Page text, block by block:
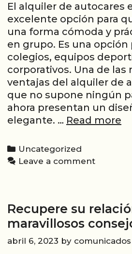
El alquiler de autocares
excelente opción para
una forma cómoda y
en grupo. Es una opción
colegios, equipos
corporativos. Una de las
ventajas del alquiler de
que no supone ningún
ahora presentan un
elegante. … Read more
Categories
Uncategorized
Leave a comment
Recupere su
maravillosos
abril 6, 2023 by comunicados